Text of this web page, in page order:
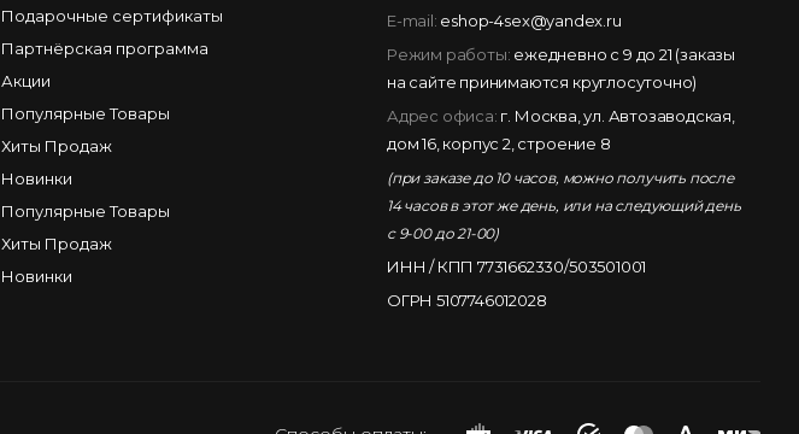
Подарочные сертификаты
Партнёрская программа
Акции
Популярные Товары
Хиты Продаж
Новинки
Популярные Товары
Хиты Продаж
Новинки
E-mail: eshop-4sex@yandex.ru
Режим работы: ежедневно с 9 до 21 (заказы
на сайте принимаются круглосуточно)
Адрес офиса: г. Москва, ул. Автозаводская,
дом 16, корпус 2, строение 8
(при заказе до 10 часов, можно получить после
14 часов в этот же день, или на следующий день
с 9-00 до 21-00)
ИНН / КПП 7731662330/503501001
ОГРН 5107746012028